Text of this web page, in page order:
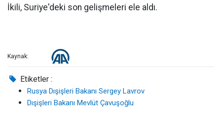
İkili, Suriye'deki son gelişmeleri ele aldı.
Kaynak:
Etiketler :
Rusya Dışişleri Bakanı Sergey Lavrov
Dışişleri Bakanı Mevlüt Çavuşoğlu